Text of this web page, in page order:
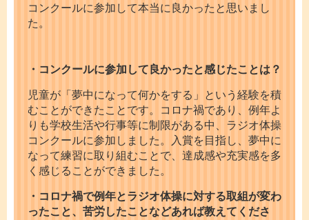
コンクールに参加して本当に良かったと思いまし
た。
・コンクールに参加して良かったと感じたことは？
児童が「夢中になって何かをする」という経験を積
むことができたことです。コロナ禍であり、例年よ
りも学校生活や行事等に制限がある中、ラジオ体操
コンクールに参加しました。入賞を目指し、夢中に
なって練習に取り組むことで、達成感や充実感を多
く感じることができました。
・コロナ禍で例年とラジオ体操に対する取組が変わ
ったこと、苦労したことなどあれば教えてくださ